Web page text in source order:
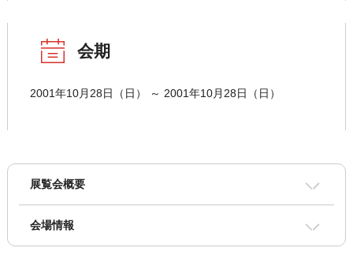
会期
2001年10月28日（日） ～ 2001年10月28日（日）
展覧会概要
会場情報